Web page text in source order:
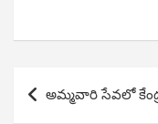
Post
navigation
అమ్మవారి సేవలో